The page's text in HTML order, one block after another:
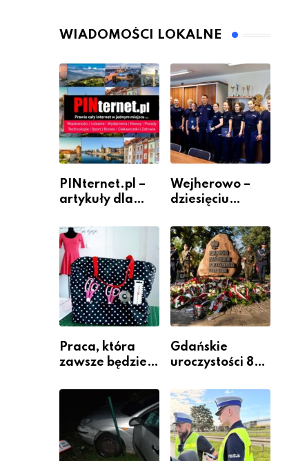
WIADOMOŚCI LOKALNE
PINternet.pl –
artykuły dla
jako inwestycja
w widoczność
Wejherowo –
dziesięciu
policjantów w
szeregach
Komendy
Powiatowej
Praca, która
zawsze będzie
krawiectwo
zawodem
przyszłości i
gdzie się go
Gdańskie
uroczystości 82.
wybuchu
Powstania
Warszawskiego